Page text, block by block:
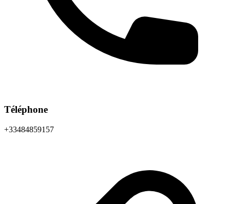
Téléphone
+33484859157